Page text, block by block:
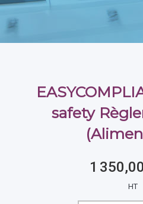
safety
1
HT